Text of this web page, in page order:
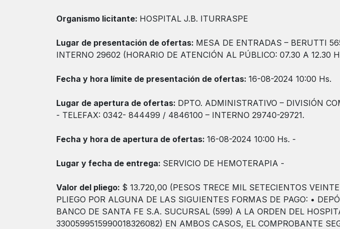
Organismo licitante: HOSPITAL J.B. ITURRASPE
Lugar de presentación de ofertas: MESA DE ENTRADAS – BERUTTI
INTERNO 29602 (HORARIO DE ATENCIÓN AL PÚBLICO: 07.30 A 12.30
Fecha y hora límite de presentación de ofertas: 16-08-2024 10:00 Hs.
Lugar de apertura de ofertas: DPTO. ADMINISTRATIVO – DIVISIÓN
- TELEFAX: 0342- 844499 / 4846100 – INTERNO 29740-29721.
Fecha y hora de apertura de ofertas: 16-08-2024 10:00 Hs. -
Lugar y fecha de entrega: SERVICIO DE HEMOTERAPIA -
Valor del pliego: $ 13.720,00 (PESOS TRECE MIL SETECIENTOS
PLIEGO POR ALGUNA DE LAS SIGUIENTES FORMAS DE PAGO: •
BANCO DE SANTA FE S.A. SUCURSAL (599) A LA ORDEN DEL
3300599515990018326082) EN AMBOS CASOS, EL COMPROBANTE